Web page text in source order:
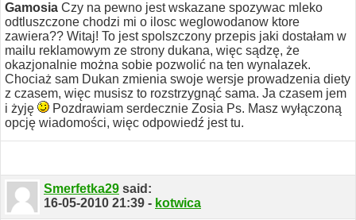
Gamosia Czy na pewno jest wskazane spozywac mleko
odtluszczone chodzi mi o ilosc weglowodanow ktore
zawiera?? Witaj! To jest spolszczony przepis jaki dostałam w
mailu reklamowym ze strony dukana, więc sądzę, że
okazjonalnie można sobie pozwolić na ten wynalazek.
Chociaż sam Dukan zmienia swoje wersje prowadzenia diety
z czasem, więc musisz to rozstrzygnąć sama. Ja czasem jem
i żyję
Pozdrawiam serdecznie Zosia Ps. Masz wyłączoną
opcję wiadomości, więc odpowiedź jest tu.
Smerfetka29 said:
16-05-2010 21:39 - kotwica